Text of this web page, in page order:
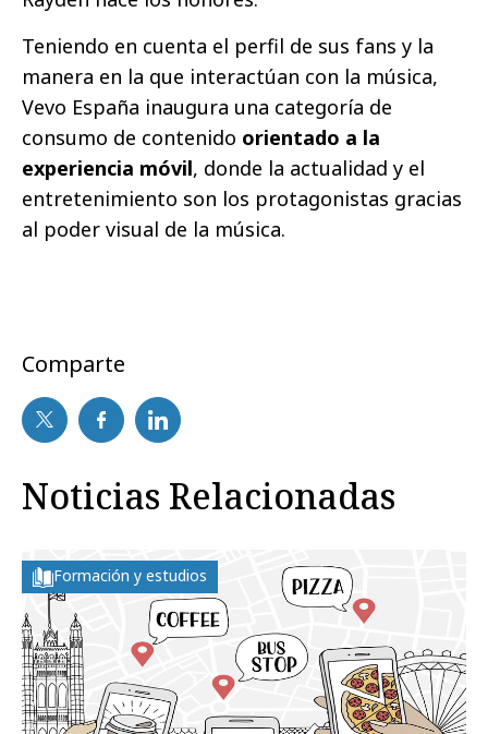
Teniendo en cuenta el perfil de sus fans y la
manera en la que interactúan con la música,
Vevo España inaugura una categoría de
consumo de contenido orientado a la
experiencia móvil, donde la actualidad y el
entretenimiento son los protagonistas gracias
al poder visual de la música.
Comparte
Noticias Relacionadas
Formación y estudios